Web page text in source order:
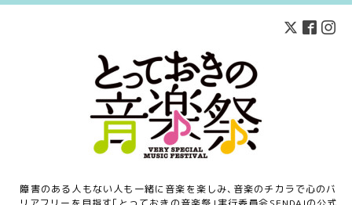
障害のある人もない人も一緒に音楽を楽しみ､音楽のチカラで心のバ